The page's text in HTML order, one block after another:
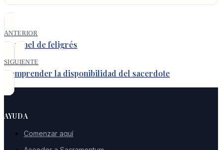
ANTERIOR
Su panel de feligrés
SIGUIENTE
Comprender la disponibilidad del sacerdote
AYUDA
Comenzar aquí